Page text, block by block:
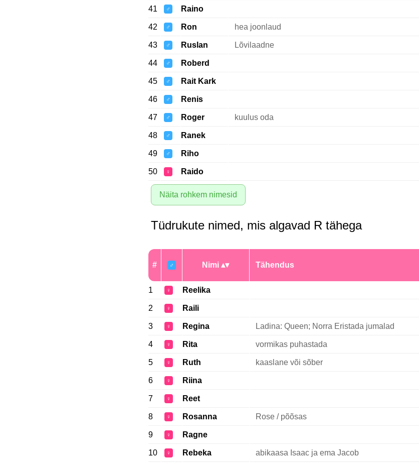
41 ♂ Raino
42 ♂ Ron hea joonlaud
43 ♂ Ruslan Lõvilaadne
44 ♂ Roberd
45 ♂ Rait Kark
46 ♂ Renis
47 ♂ Roger kuulus oda
48 ♂ Ranek
49 ♂ Riho
50 ♀ Raido
Näita rohkem nimesid
Tüdrukute nimed, mis algavad R tähega
# ♂ Nimi Tähendus
1 ♀ Reelika
2 ♀ Raili
3 ♀ Regina Ladina: Queen; Norra Eristada jumalad
4 ♀ Rita vormikas puhastada
5 ♀ Ruth kaaslane või sõber
6 ♀ Riina
7 ♀ Reet
8 ♀ Rosanna Rose / põõsas
9 ♀ Ragne
10 ♀ Rebeka abikaasa Isaac ja ema Jacob